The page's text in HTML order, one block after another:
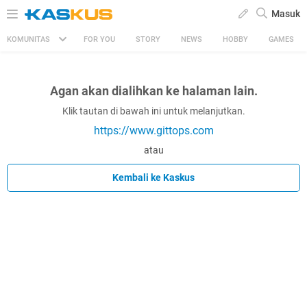
Masuk
KOMUNITAS FOR YOU STORY NEWS HOBBY GAMES
Agan akan dialihkan ke halaman lain.
Klik tautan di bawah ini untuk melanjutkan.
https://www.gittops.com
atau
Kembali ke Kaskus